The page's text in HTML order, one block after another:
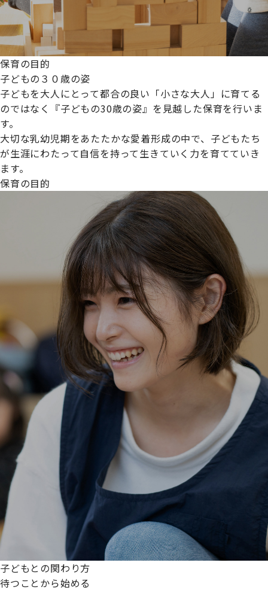
プライムスターほいくえんグループは女性が安心して働き
続けられる環境づくりに取り組んでおり、厚生労働省の
【えるぼし認定(☆☆)】
保育の目的
子どもの３０歳の姿
子どもを大人にとって都合の良い「小さな大人」に育てる
のではなく『子どもの30歳の姿』を見越した保育を行いま
す。
大切な乳幼児期をあたたかな愛着形成の中で、子どもたち
が生涯にわたって自信を持って生きていく力を育てていき
ます。
保育の目的
子どもとの関わり方
待つことから始める